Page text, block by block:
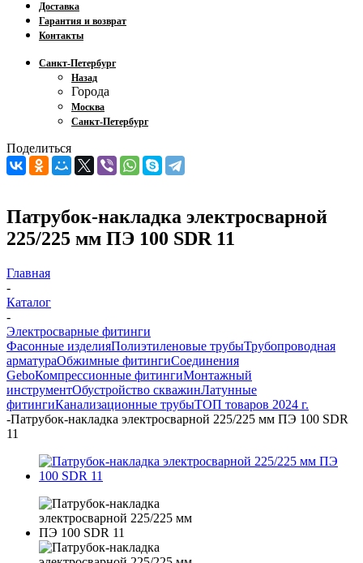
Доставка
Гарантия и возврат
Контакты
Санкт-Петербург
Назад
Города
Москва
Санкт-Петербург
Поделиться
Патрубок-накладка электросварной
225/225 мм ПЭ 100 SDR 11
Главная
-
Каталог
-
Электросварные фитинги
Фасонные изделияПолиэтиленовые трубыТрубопроводная
арматураОбжимные фитингиСоединения
GeboКомпрессионные фитингиМонтажный
инструментОбустройство скважинЛатунные
фитингиКанализационные трубыТОП товаров 2024 г.
-Патрубок-накладка электросварной 225/225 мм ПЭ 100 SDR
11